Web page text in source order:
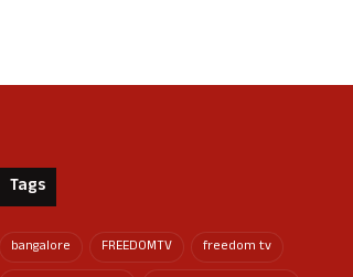
Tags
bangalore FREEDOMTV
freedom tv